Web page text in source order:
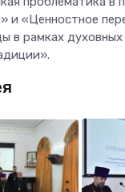
и «Ценностное
в рамках духовных